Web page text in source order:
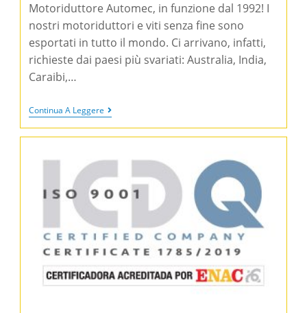
Motoriduttore Automec, in funzione dal 1992! I
nostri motoriduttori e viti senza fine sono
esportati in tutto il mondo. Ci arrivano, infatti,
richieste dai paesi più svariati: Australia, India,
Caraibi,…
Continua A Leggere